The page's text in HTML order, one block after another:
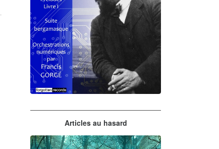
Francis Gorgé
Claude Debussy
Francis Gorgé
Articles au hasard